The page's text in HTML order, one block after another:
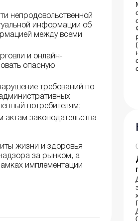
непродовольственной
информации об
между всеми
и онлайн-
опасную
требований по
потребителям;
актам законодательства
жизни и здоровья
за рынком, а
имплементации